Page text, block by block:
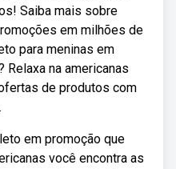
Saiba mais sobre
em milhões de
para meninas em
Relaxa na americanas
de produtos com
em promoção que
você encontra as